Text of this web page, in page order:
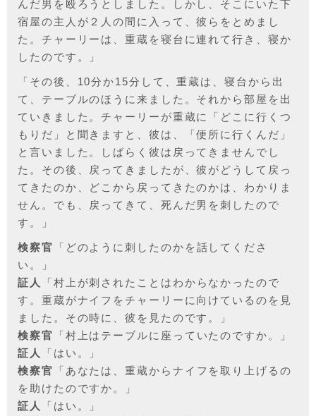
んだ男を殴ろうとしました。しかし、そこにいた下
宿屋の主人が２人の間に入って、彼らをとめまし
た。チャーリーは、重蔵を寝台に連れて行き、寝か
したのです。」
「その後、10分か15分して、重蔵は、寝台から出
て、テーブルのほうに来ました。それから部屋を出
ていきました。チャーリーが重蔵に「どこに行くつ
もりだ」と聞きますと、彼は、「便所に行くんだ」
と言いました。しばらく彼は戻ってきませんでし
た。その後、戻ってきましたが、彼がどうして戻っ
てきたのか、どこから戻ってきたのかは、わかりま
せん。でも、戻ってきて、死んだ男を刺したので
す。」
検察官
「どのように刺したのかを話してくださ
い。」
証人
「村上が刺されたことはわからなかったので
す。重蔵がナイフをチャーリーに向けているのを見
ました。その時に、彼を見たのです。」
検察官
「村上はテーブルに座っていたのですか。」
証人
「はい。」
検察官
「あなたは、重蔵からナイフを取り上げるの
を助けたのですか。」
証人
「はい。」